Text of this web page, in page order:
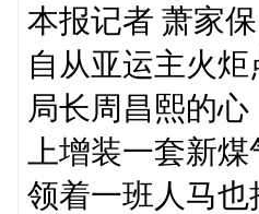
本报记者 萧家保
自从亚运主火
局长周昌熙的
上增装一套新
领着一班人马也